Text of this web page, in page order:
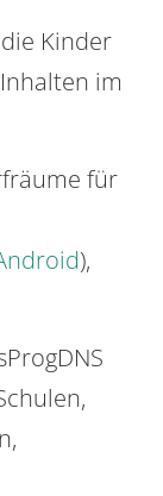
Kinder
im
für
),